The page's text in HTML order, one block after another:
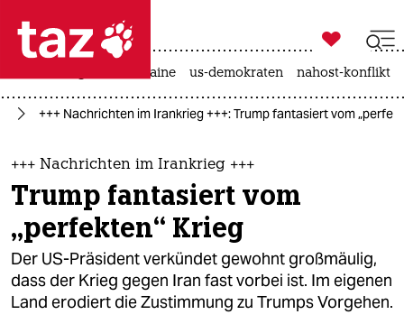
 taz zahl ich
taz zahl ich
themen
politik
öko
gesellschaft

taz zahl ich
krieg in der ukraine us-demokraten nahost-konflikt
+++ Nachrichten im Irankrieg +++: Trump fantasiert vom
+++ Nachrichten im Irankrieg +++
Trump fantasiert vom
„perfekten“ Krieg
Der US-Präsident verkündet gewohnt großmäulig,
dass der Krieg gegen Iran fast vorbei ist. Im eigenen
Land erodiert die Zustimmung zu Trumps Vorgehen.